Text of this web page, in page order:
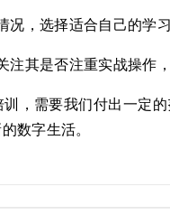
，选择适合自己的学习
其是否注重实战操作
，需要我们付出一定
数字生活。